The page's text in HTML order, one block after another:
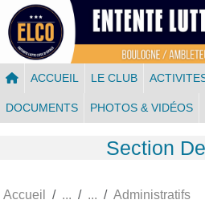
ACCUEIL LE CLUB
DOCUMENTS PHOTOS & VIDÉOS
Section
Accueil Administratifs
Panneau de gestion des cookies